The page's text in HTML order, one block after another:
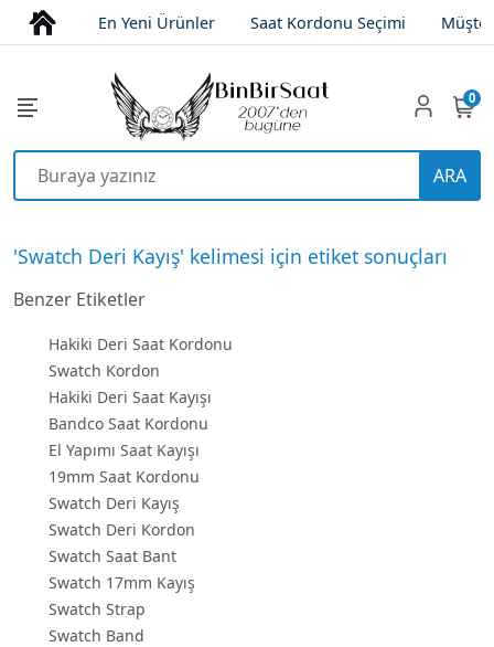
En Yeni Ürünler Saat Kordonu Seçimi
ARA
0
'Swatch Deri Kayış' kelimesi için etiket sonuçları
Benzer Etiketler
Hakiki Deri Saat Kordonu
Swatch Kordon
Hakiki Deri Saat Kayışı
Bandco Saat Kordonu
El Yapımı Saat Kayışı
19mm Saat Kordonu
Swatch Deri Kayış
Swatch Deri Kordon
Swatch Saat Bant
Swatch 17mm Kayış
Swatch Strap
Swatch Band